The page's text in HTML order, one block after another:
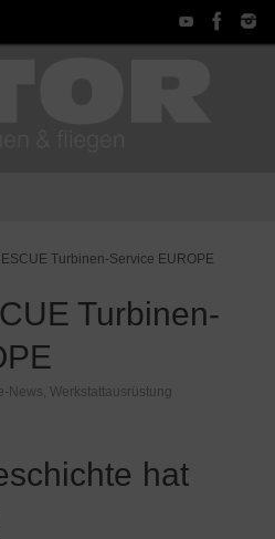
Turbinen-Service EUROPE
Turbinen-
News ,Werkstattausrüstung
hat